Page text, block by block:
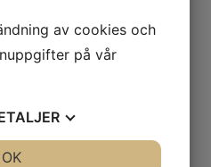
av cookies och
på vår
OK